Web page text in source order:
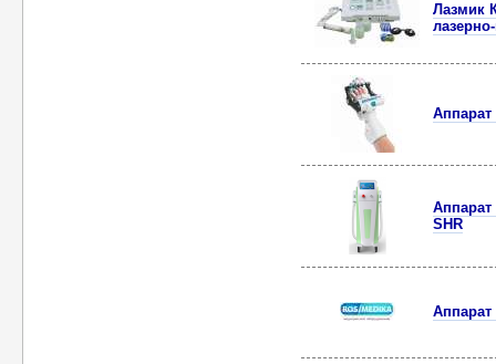
Лазмик
Аппарат
Аппарат
SHR
Аппарат